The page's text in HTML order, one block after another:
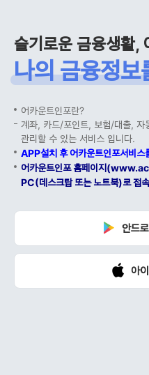
슬기로운 금융생활,
나의 금융정보
어카운트인포란?
계좌, 카드/포인트, 보험/대출, 자
관리할 수 있는 서비스 입니다.
APP설치 후 어카운트인포서비스
어카운트인포 홈페이지
PC(데스크탑 또는 노트북)로 접
안드
아